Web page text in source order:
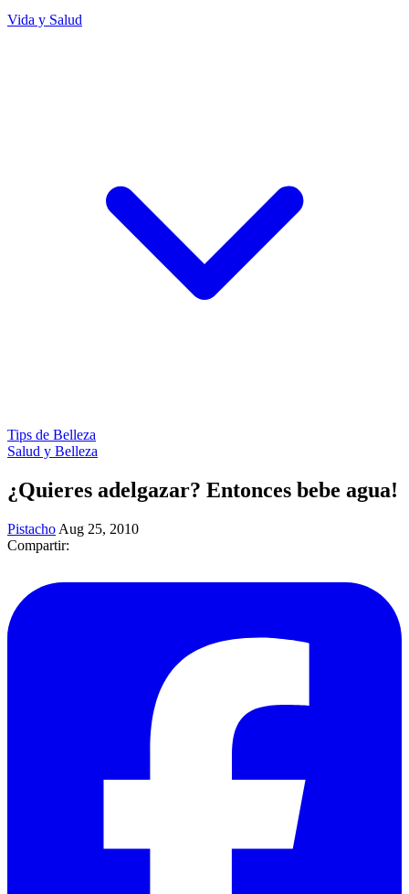
Vida y Salud
Tips de Belleza
Salud y Belleza
¿Quieres adelgazar? Entonces bebe agua!
Pistacho Aug 25, 2010
Compartir: